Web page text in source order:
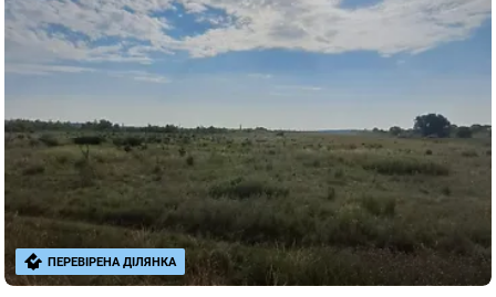
ПЕРЕВІРЕНА ДІЛЯНКА